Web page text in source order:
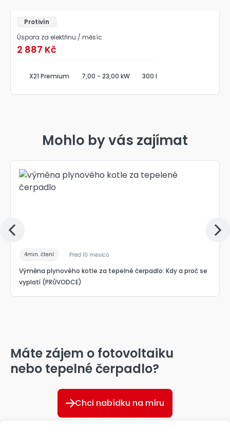
Protivín
Úspora za elektřinu / měsíc
2 887 Kč
X21 Premium 7,00 - 23,00 kW 300 l
Mohlo by vás zajímat
4min. čtení Před 10 měsíců
Výměna plynového kotle za tepelné čerpadlo: Kdy a proč se
vyplatí (PRŮVODCE)
Máte zájem o fotovoltaiku
nebo tepelné čerpadlo?
Chci nabídku na míru